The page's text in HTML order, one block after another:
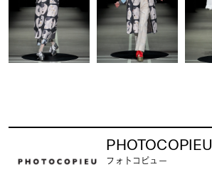
PHOTOCOPIEU
フォトコピュー